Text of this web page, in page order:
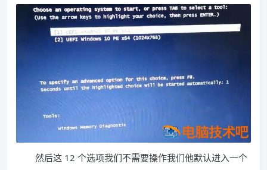
然后这 12 个选项我们不需要操作我们他默认进入一个